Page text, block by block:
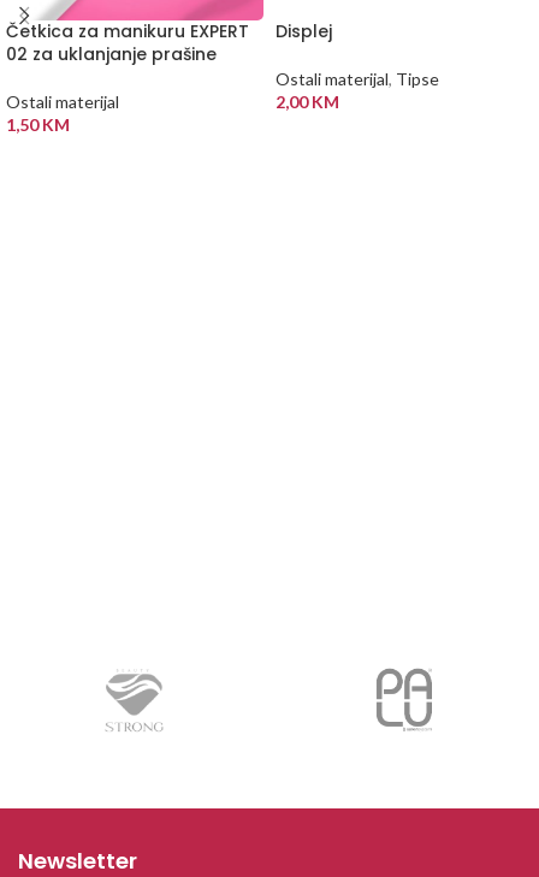
Četkica za manikuru EXPERT
02 za uklanjanje prašine
Ostali materijal
1,50KM
Displej
Ostali materijal, Tipse
2,00KM
Newsletter